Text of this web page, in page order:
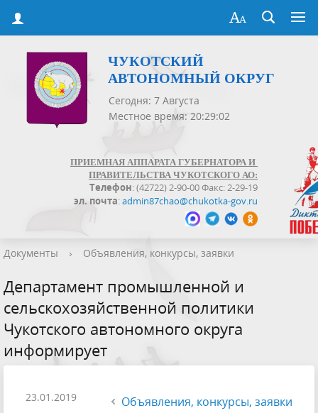
ЧУКОТСКИЙ
АВТОНОМНЫЙ ОКРУГ
Сегодня: 7 Августа
Местное время: 20:29:02
ПРИЕМНАЯ АППАРАТА ГУБЕРНАТОРА И
ПРАВИТЕЛЬСТВА ЧУКОТСКОГО АО:
Телефон: (42722) 2-90-00 Факс: 2-29-19
эл. почта:admin87chao@chukotka-gov.ru
Документы › Объявления, конкурсы, заявки
Департамент промышленной и
сельскохозяйственной политики
Чукотского автономного округа
информирует
23.01.2019 Объявления, конкурсы, заявки